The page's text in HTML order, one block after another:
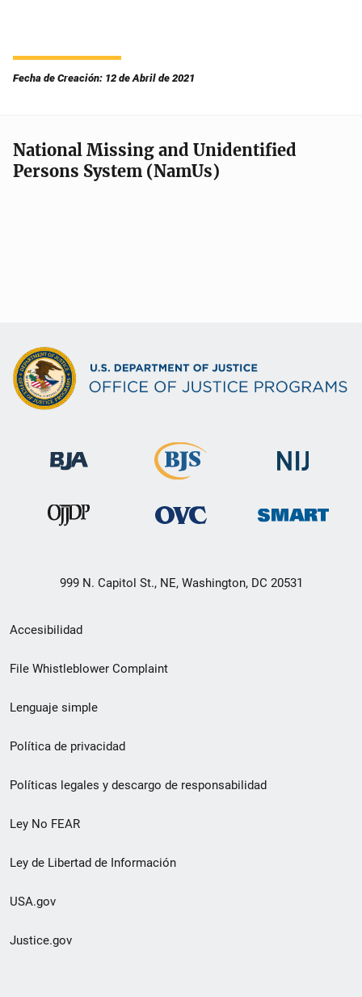
Fecha de Creación: 12 de Abril de 2021
National Missing and Unidentified
Persons System (NamUs)
999 N. Capitol St., NE, Washington, DC 20531
Menú
de
de
pie
de
página
Accesibilidad
File Whistleblower Complaint
Lenguaje simple
Política de privacidad
Políticas legales y descargo de responsabilidad
Ley No FEAR
Ley de Libertad de Información
USA.gov
Justice.gov